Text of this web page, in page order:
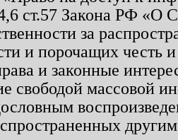
ст.57 Закона РФ «О
за
и порочащих честь
и законные
свободой массовой